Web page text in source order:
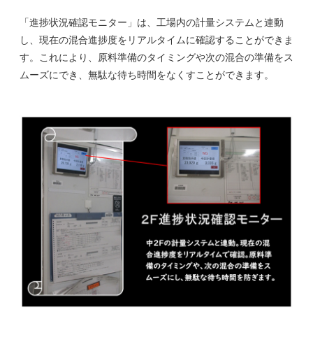
「進捗状況確認モニター」は、工場内の計量システムと連動
し、現在の混合進捗度をリアルタイムに確認することができま
す。これにより、原料準備のタイミングや次の混合の準備をス
ムーズにでき、無駄な待ち時間をなくすことができます。